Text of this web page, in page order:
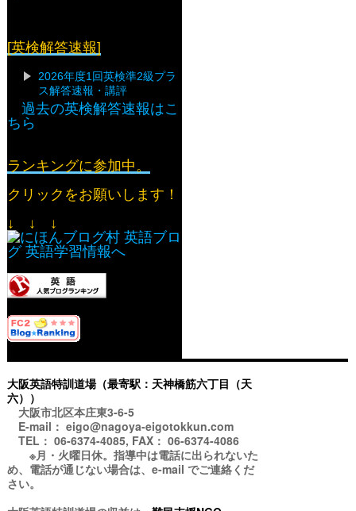
[英検解答速報]
2026年度1回英検準2級プラ
ス解答速報・講評
過去の英検解答速報はこ
ちら
ランキングに参加中。
クリックをお願いします！
↓ ↓ ↓
大阪英語特訓道場（最寄駅：天神橋筋六丁目（天
六））
大阪市北区本庄東3-6-5
E-mail： eigo@nagoya-eigotokkun.com
TEL： 06-6374-4085, FAX： 06-6374-4086
※月・火曜日休。指導中は電話に出られないた
め、電話が通じない場合は、e-mail でご連絡くだ
さい。